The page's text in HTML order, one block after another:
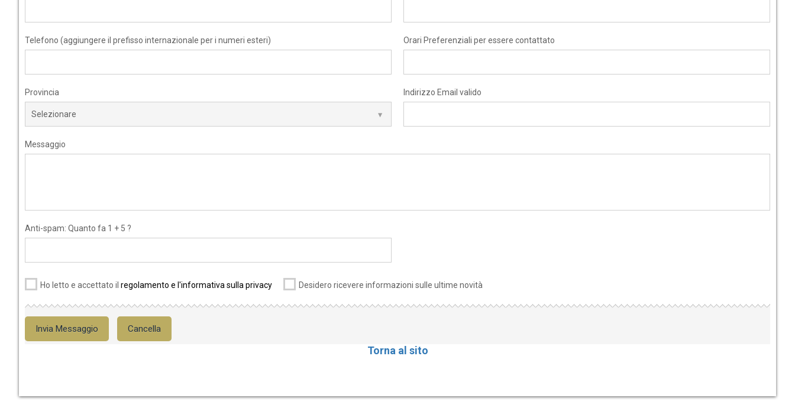
Telefono (aggiungere il prefisso internazionale per i numeri esteri) Orari Preferenziali per essere contattato
Provincia Indirizzo Email valido
Messaggio
Anti-spam: Quanto fa 1 + 5 ?
Ho letto e accettato il regolamento e l'informativa sulla privacy Desidero ricevere informazioni sulle ultime novità
Invia Messaggio Cancella
Torna al sito